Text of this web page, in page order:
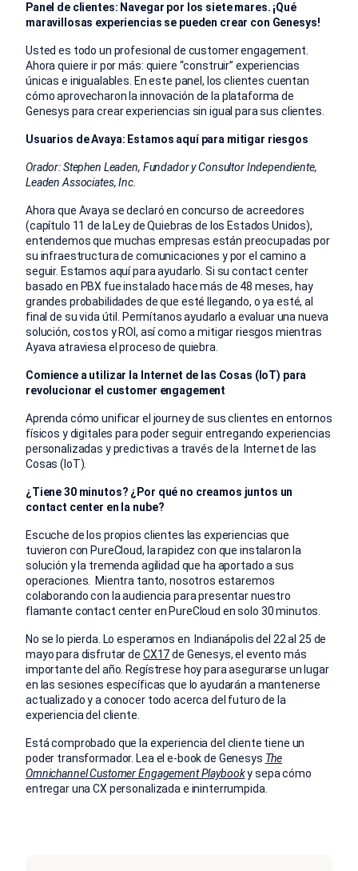
Panel de clientes: Navegar por los siete mares. ¡Qué
maravillosas experiencias se pueden crear con Genesys!
Usted es todo un profesional de customer engagement.
Ahora quiere ir por más: quiere “construir” experiencias
únicas e inigualables. En este panel, los clientes cuentan
cómo aprovecharon la innovación de la plataforma de
Genesys para crear experiencias sin igual para sus clientes.
Usuarios de Avaya: Estamos aquí para mitigar riesgos
Orador: Stephen Leaden, Fundador y Consultor Independiente,
Leaden Associates, Inc.
Ahora que Avaya se declaró en concurso de acreedores
(capítulo 11 de la Ley de Quiebras de los Estados Unidos),
entendemos que muchas empresas están preocupadas por
su infraestructura de comunicaciones y por el camino a
seguir. Estamos aquí para ayudarlo. Si su contact center
basado en PBX fue instalado hace más de 48 meses, hay
grandes probabilidades de que esté llegando, o ya esté, al
final de su vida útil. Permítanos ayudarlo a evaluar una nueva
solución, costos y ROI, así como a mitigar riesgos mientras
Ayava atraviesa el proceso de quiebra.
Comience a utilizar la Internet de las Cosas (IoT) para
revolucionar el customer engagement
Aprenda cómo unificar el journey de sus clientes en entornos
físicos y digitales para poder seguir entregando experiencias
personalizadas y predictivas a través de la Internet de las
Cosas (IoT).
¿Tiene 30 minutos? ¿Por qué no creamos juntos un
contact center en la nube?
Escuche de los propios clientes las experiencias que
tuvieron con PureCloud, la rapidez con que instalaron la
solución y la tremenda agilidad que ha aportado a sus
operaciones. Mientra tanto, nosotros estaremos
colaborando con la audiencia para presentar nuestro
flamante contact center en PureCloud en solo 30 minutos.
No se lo pierda. Lo esperamos en Indianápolis del 22 al 25 de
mayo para disfrutar de CX17de Genesys, el evento más
importante del año. Regístrese hoy para asegurarse un lugar
en las sesiones específicas que lo ayudarán a mantenerse
actualizado y a conocer todo acerca del futuro de la
experiencia del cliente.
Está comprobado que la experiencia del cliente tiene un
poder transformador. Lea el e-book de Genesys The
Omnichannel Customer Engagement Playbooky sepa cómo
entregar una CX personalizada e ininterrumpida.